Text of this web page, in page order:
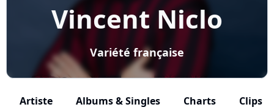
Vincent Niclo
Variété française
Artiste Albums & Singles Charts Clips